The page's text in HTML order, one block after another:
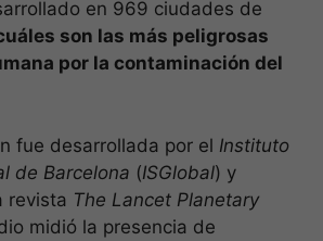
en 969 ciudades de
son las más peligrosas
por la contaminación del
fue desarrollada por el Instituto
de Barcelona (ISGlobal) y
revista The Lancet Planetary
midió la presencia de